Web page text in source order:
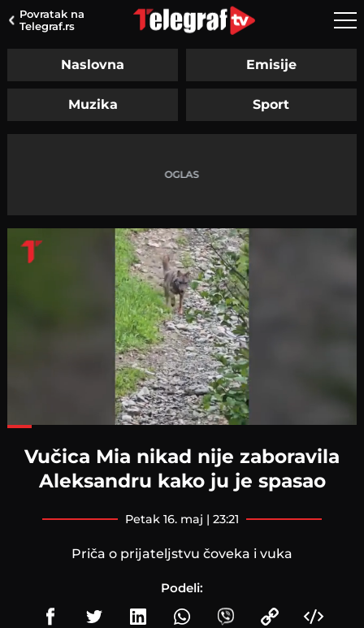
Povratak na
Telegraf.rs
Naslovna Emisije
Muzika Sport
Vučica Mia nikad nije zaboravila
Aleksandru kako ju je spasao
petak 16. maj | 23:21
Priča o prijateljstvu čoveka i vuka
Podeli: